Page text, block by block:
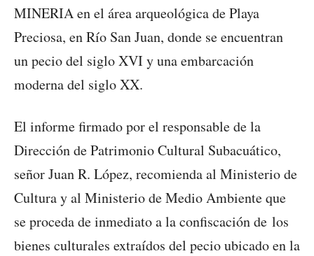
MINERIA en el área arqueológica de Playa
Preciosa, en Río San Juan, donde se encuentran
un pecio del siglo XVI y una embarcación
moderna del siglo XX.
El informe firmado por el responsable de la
Dirección de Patrimonio Cultural Subacuático,
señor Juan R. López, recomienda al Ministerio de
Cultura y al Ministerio de Medio Ambiente que
se proceda de inmediato a la confiscación de los
bienes culturales extraídos del pecio ubicado en la